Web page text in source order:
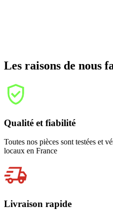
Les raisons de nous
Qualité et fiabilité
Toutes nos pièces sont testées et
locaux en France
Livraison rapide